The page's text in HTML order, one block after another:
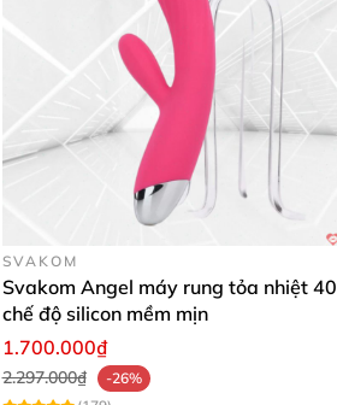
SVAKOM
Svakom Angel máy rung tỏa nhiệt 40
chế độ silicon mềm mịn
1.700.000₫
2.297.000₫
-26%